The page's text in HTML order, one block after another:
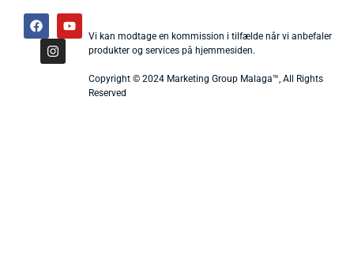
Vi kan modtage en kommission i tilfælde når vi anbefaler
produkter og services på hjemmesiden.
Copyright © 2024 Marketing Group Malaga™, All Rights
Reserved